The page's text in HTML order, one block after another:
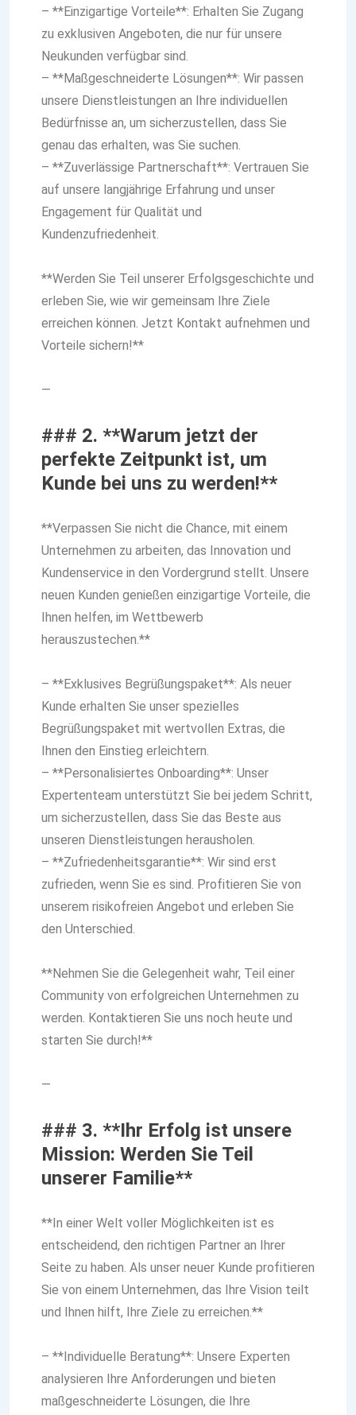
– **Einzigartige Vorteile**: Erhalten Sie Zugang
zu exklusiven Angeboten, die nur für unsere
Neukunden verfügbar sind.
– **Maßgeschneiderte Lösungen**: Wir passen
unsere Dienstleistungen an Ihre individuellen
Bedürfnisse an, um sicherzustellen, dass Sie
genau das erhalten, was Sie suchen.
– **Zuverlässige Partnerschaft**: Vertrauen Sie
auf unsere langjährige Erfahrung und unser
Engagement für Qualität und
Kundenzufriedenheit.
**Werden Sie Teil unserer Erfolgsgeschichte und
erleben Sie, wie wir gemeinsam Ihre Ziele
erreichen können. Jetzt Kontakt aufnehmen und
Vorteile sichern!**
—
### 2. **Warum jetzt der
perfekte Zeitpunkt ist, um
Kunde bei uns zu werden!**
**Verpassen Sie nicht die Chance, mit einem
Unternehmen zu arbeiten, das Innovation und
Kundenservice in den Vordergrund stellt. Unsere
neuen Kunden genießen einzigartige Vorteile, die
Ihnen helfen, im Wettbewerb
herauszustechen.**
– **Exklusives Begrüßungspaket**: Als neuer
Kunde erhalten Sie unser spezielles
Begrüßungspaket mit wertvollen Extras, die
Ihnen den Einstieg erleichtern.
– **Personalisiertes Onboarding**: Unser
Expertenteam unterstützt Sie bei jedem Schritt,
um sicherzustellen, dass Sie das Beste aus
unseren Dienstleistungen herausholen.
– **Zufriedenheitsgarantie**: Wir sind erst
zufrieden, wenn Sie es sind. Profitieren Sie von
unserem risikofreien Angebot und erleben Sie
den Unterschied.
**Nehmen Sie die Gelegenheit wahr, Teil einer
Community von erfolgreichen Unternehmen zu
werden. Kontaktieren Sie uns noch heute und
starten Sie durch!**
—
### 3. **Ihr Erfolg ist unsere
Mission: Werden Sie Teil
unserer Familie**
**In einer Welt voller Möglichkeiten ist es
entscheidend, den richtigen Partner an Ihrer
Seite zu haben. Als unser neuer Kunde profitieren
Sie von einem Unternehmen, das Ihre Vision teilt
und Ihnen hilft, Ihre Ziele zu erreichen.**
– **Individuelle Beratung**: Unsere Experten
analysieren Ihre Anforderungen und bieten
maßgeschneiderte Lösungen, die Ihre